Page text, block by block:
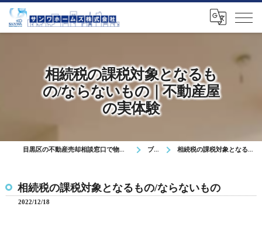
相続税の課税対象となるも
の/ならないもの｜不動産屋
の実体験
目黒区の不動産売却相談窓口で物件査定や無料相談を対応 ブログ 相続税の課税対象となるもの/ならないもの
相続税の課税対象となるもの/ならないもの
2022/12/18